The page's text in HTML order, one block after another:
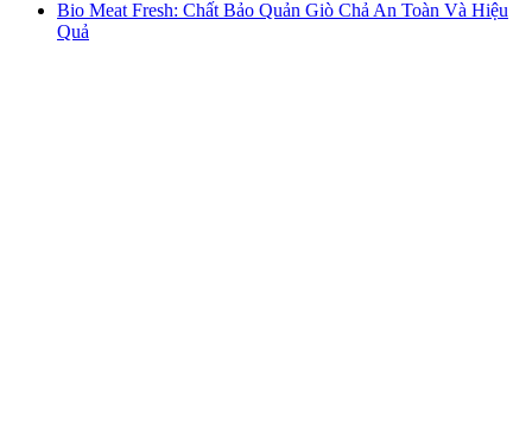
Bio Meat Fresh: Chất Bảo Quản Giò Chả An Toàn Và Hiệu
Quả